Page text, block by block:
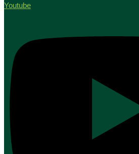
Youtube